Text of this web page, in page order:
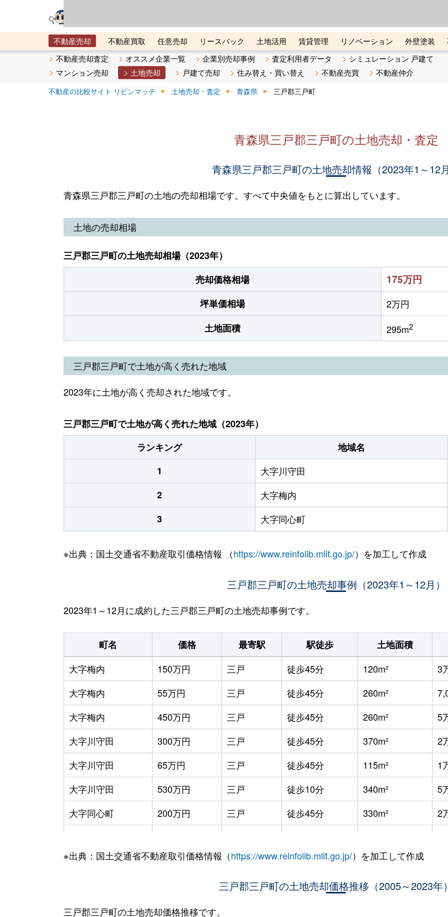
不動産売却 不動産買取 任意売却 リースバック 土地活用 賃貸管理 リノベーション 外壁塗装
メタ住宅展示場
ベスト不動産カンパニー オンライン講座 リビンマガジンBiz 不動産売却ご相談デスク
不動産売却査定 オススメ企業一覧 企業別売却事例 査定利用者データ
シミュレーション 戸建て
マンション売却
土地売却 戸建て売却 住み替え・買い替え 不動産売買 不動産仲介
不動産の比較サイト リビンマッチ 土地売却・査定 青森県 三戸郡三戸町
青森県三戸郡三戸町の土地売却・査定
青森県三戸郡三戸町の土地売却情報（2023年1～12
青森県三戸郡三戸町の土地の売却相場です。すべて中央値をもとに算出しています。
土地の売却相場
三戸郡三戸町の土地売却相場（2023年）
売却価格相場
175万円
坪単価相場
2万円
土地面積
295m2
三戸郡三戸町で土地が高く売れた地域
2023年に土地が高く売却された地域です。
三戸郡三戸町で土地が高く売れた地域（2023年）
ランキング
地域名
1
大字川守田
2
大字梅内
3
大字同心町
※出典：国土交通省不動産取引価格情報 （https://www.reinfolib.mlit.go.jp/）を加工して作成
三戸郡三戸町の土地売却事例（2023年1～12月）
2023年1～12月に成約した三戸郡三戸町の土地売却事例です。
町名 価格 最寄駅 駅徒歩
土地面積
大字梅内
150万円 三戸 徒歩45分 120m²
3
大字梅内
55万円 三戸 徒歩45分 260m²
大字梅内
450万円 三戸 徒歩45分 260m²
5
大字川守田
300万円 三戸 徒歩45分 370m²
2
大字川守田
65万円 三戸 徒歩45分 115m²
1
大字川守田
530万円 三戸 徒歩10分 340m²
5
大字同心町
200万円 三戸 徒歩45分 330m²
2
※出典：国土交通省不動産取引価格情報（https://www.reinfolib.mlit.go.jp/）を加工して作成
三戸郡三戸町の土地売却価格推移（2005～2023年
三戸郡三戸町の土地売却価格推移です。